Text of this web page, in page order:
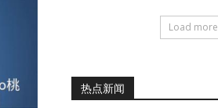
Load more
热点新闻